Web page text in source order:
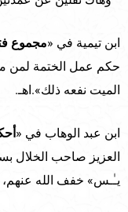
ابن تيمية في «مجموع
حكم عمل الختمة لمن
الميت نفعه ذلك».اهـ.
ابن عبد الوهاب في «
العزيز صاحب الخلال
يـٰـس» خفف الله